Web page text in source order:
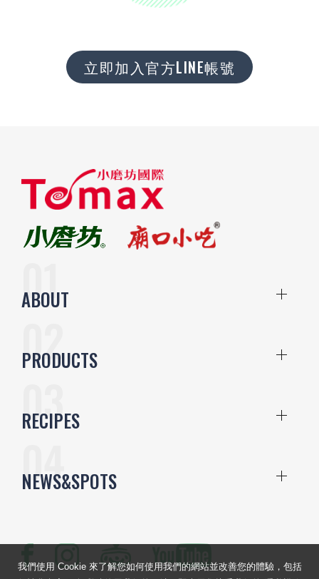
立即加入官方LINE帳號
ABOUT
PRODUCTS
RECIPES
NEWS&SPOTS
我們使用 Cookie 來了解您如何使用我們的網站並改善您的體驗，包括